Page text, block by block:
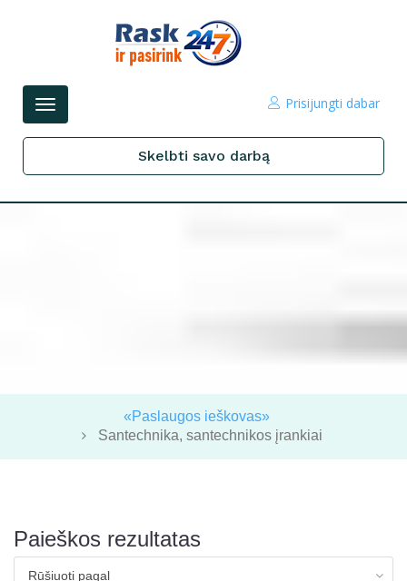
Perjungti
Prisijungti dabar
Skelbti savo darbą
«Paslaugos ieškovas»
Santechnika, santechnikos įrankiai
Paieškos rezultatas